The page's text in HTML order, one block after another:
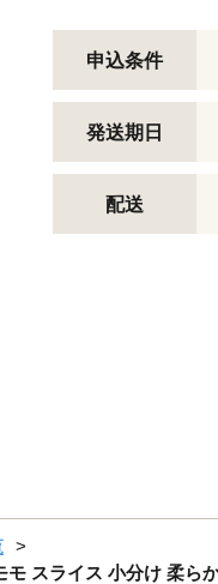
申込条件
発送期日
配送
スライス 小分け 柔ら